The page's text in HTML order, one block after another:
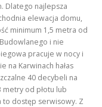
Dlatego najlepsza
elewacja domu,
minimum 1,5 metra od
i nie
pracuje w nocy i
na Karwinach hałas
40 decybeli na
metry od płotu lub
to dostęp serwisowy. Z